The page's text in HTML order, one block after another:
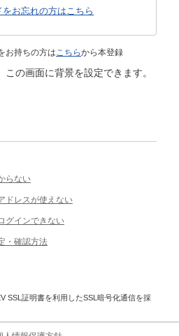
お忘れの方はこちら
お持ちの方はこちらから本登録
の画面に背景を設定できます。
らない
ドレスが使えない
グインできない
・確認方法
SSL証明書を利用したSSL暗号化通信を採